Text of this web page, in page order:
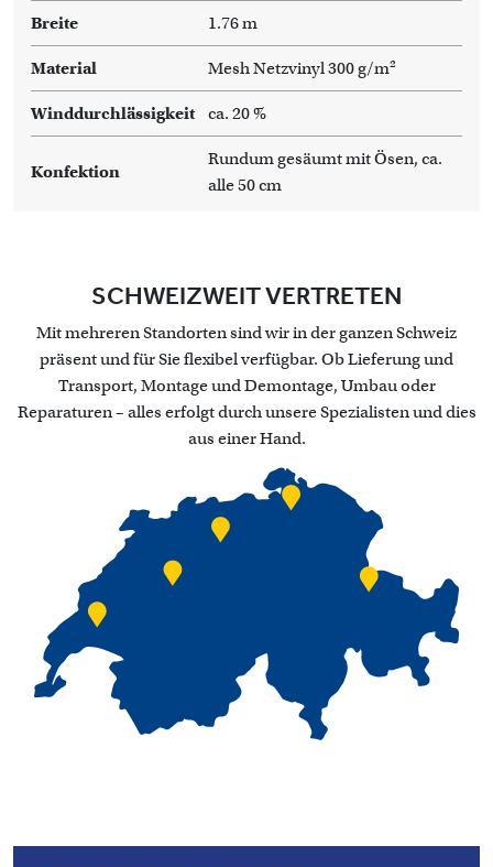
Breite 1.76 m
Material Mesh Netzvinyl 300 g/m²
Winddurchlässigkeit ca. 20 %
Konfektion
Rundum gesäumt mit Ösen, ca.
alle 50 cm
SCHWEIZWEIT VERTRETEN
Mit mehreren Standorten sind wir in der ganzen Schweiz
präsent und für Sie flexibel verfügbar. Ob Lieferung und
Transport, Montage und Demontage, Umbau oder
Reparaturen – alles erfolgt durch unsere Spezialisten und dies
aus einer Hand.